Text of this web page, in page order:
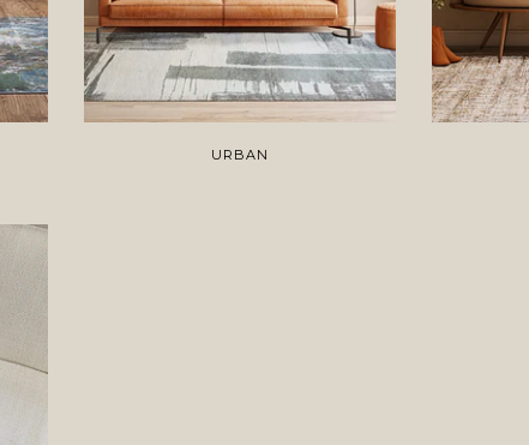
URBAN